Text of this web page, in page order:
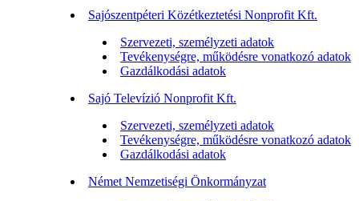
Sajószentpéteri Közétkeztetési Nonprofit Kft.
Szervezeti, személyzeti adatok
Tevékenységre, működésre vonatkozó adatok
Gazdálkodási adatok
Sajó Televízió Nonprofit Kft.
Szervezeti, személyzeti adatok
Tevékenységre, működésre vonatkozó adatok
Gazdálkodási adatok
Német Nemzetiségi Önkormányzat